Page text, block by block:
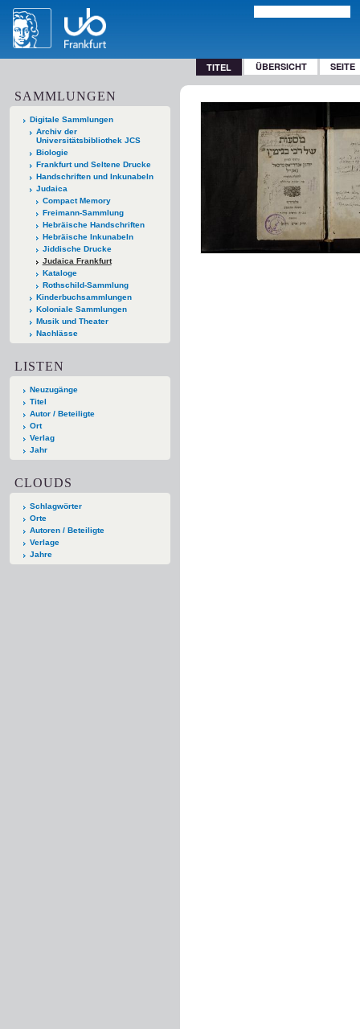
TITEL ÜBERSICHT SEITE
SAMMLUNGEN
Digitale Sammlungen
Archiv der
Universitätsbibliothek JCS
Biologie
Frankfurt und Seltene Drucke
Handschriften und Inkunabeln
Judaica
Compact Memory
Freimann-Sammlung
Hebräische Handschriften
Hebräische Inkunabeln
Jiddische Drucke
Judaica Frankfurt
Kataloge
Rothschild-Sammlung
Kinderbuchsammlungen
Koloniale Sammlungen
Musik und Theater
Nachlässe
LISTEN
Neuzugänge
Titel
Autor / Beteiligte
Ort
Verlag
Jahr
CLOUDS
Schlagwörter
Orte
Autoren / Beteiligte
Verlage
Jahre